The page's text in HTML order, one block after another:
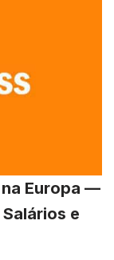
Europa —
e